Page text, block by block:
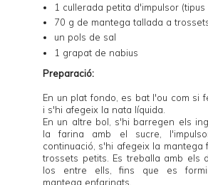
1 cullerada petita d'impulsor (tipus
70 g de mantega tallada a
un pols de sal
1 grapat de nabius
Preparació:
En un plat fondo, es bat l'ou com si
i s'hi afegeix la nata líquida.
En un altre bol, s'hi barregen els
la farina amb el sucre,
continuació, s'hi afegeix la mantega
trossets petits. Es treballa amb els
los entre ells, fins que es
mantega enfarinats.